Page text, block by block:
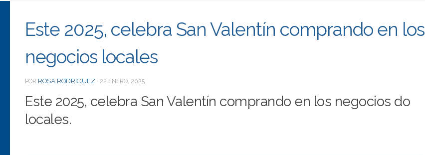
Este 2025, celebra San Valentín comprando en los
negocios locales
POR ROSA RODRIGUEZ · 22 ENERO, 2025
Este 2025, celebra San Valentín comprando en los negocios do
locales.